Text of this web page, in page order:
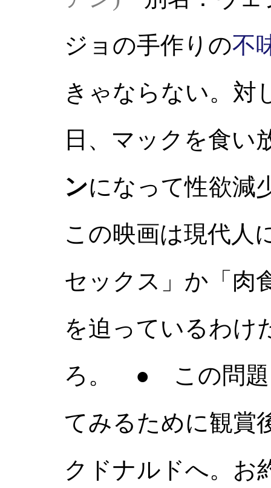
ジョの手作りの不
きゃならない。対
日、マックを食い
ンになって性欲
この映画は現代人
セックス」か「肉
を迫っているわけ
ろ。 ● この問題
てみるために観賞
クドナルドへ。お